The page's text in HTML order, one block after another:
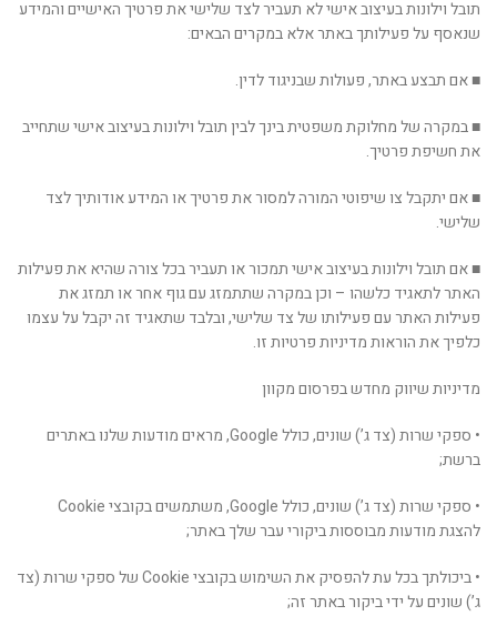
תובל וילונות בעיצוב אישי לא תעביר לצד שלישי את פרטיך האישיים והמידע
שנאסף על פעילותך באתר אלא במקרים הבאים:
■ אם תבצע באתר, פעולות שבניגוד לדין.
■ במקרה של מחלוקת משפטית בינך לבין תובל וילונות בעיצוב אישי שתחייב
את חשיפת פרטיך.
■ אם יתקבל צו שיפוטי המורה למסור את פרטיך או המידע אודותיך לצד
שלישי.
■ אם תובל וילונות בעיצוב אישי תמכור או תעביר בכל צורה שהיא את פעילות
האתר לתאגיד כלשהו – וכן במקרה שתתמזג עם גוף אחר או תמזג את
פעילות האתר עם פעילותו של צד שלישי, ובלבד שתאגיד זה יקבל על עצמו
כלפיך את הוראות מדיניות פרטיות זו.
מדיניות שיווק מחדש בפרסום מקוון
• ספקי שרות (צד ג’) שונים, כולל Google, מראים מודעות שלנו באתרים
ברשת;
• ספקי שרות (צד ג’) שונים, כולל Google, משתמשים בקובצי Cookie
להצגת מודעות מבוססות ביקורי עבר שלך באתר;
• ביכולתך בכל עת להפסיק את השימוש בקובצי Cookie של ספקי שרות (צד
ג’) שונים על ידי ביקור באתר זה;